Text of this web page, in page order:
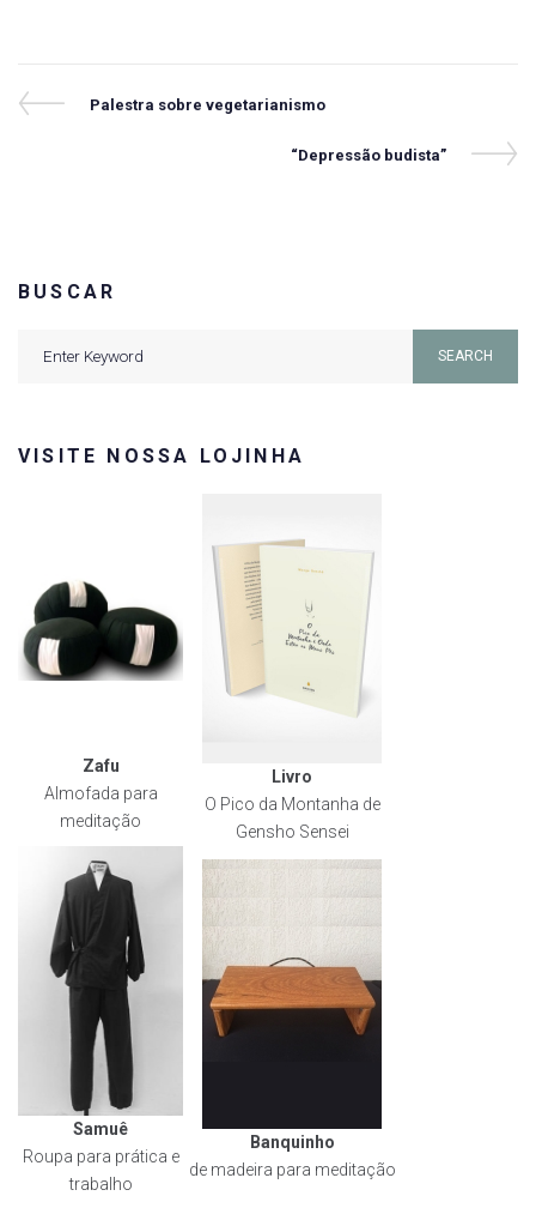
Navegação
Previous
Palestra sobre vegetarianismo
Next
“Depressão budista”
BUSCAR
SEARCH
VISITE NOSSA LOJINHA
Zafu
Almofada para
meditação
Livro
O Pico da Montanha de
Gensho Sensei
Samuê
Roupa para prática e
trabalho
Banquinho
de madeira para meditação